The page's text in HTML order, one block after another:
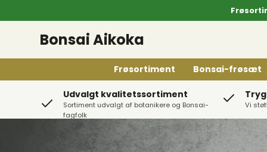
Bonsai Aikoka
Frøsortiment Bonsai-frøsæt
Japanske: Stål
Japanske: Rustfri stål
Udvalgt kvalitetssortiment
Sortiment udvalgt af botanikere og Bonsai-
fagfolk
Vi